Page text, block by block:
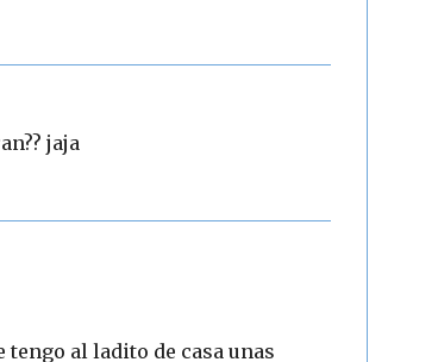
jaja
tengo al ladito de casa unas